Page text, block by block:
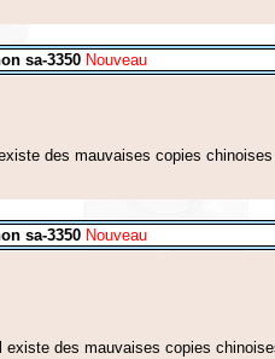
sa-3350 Nouveau
des mauvaises copies
sa-3350 Nouveau
existe des mauvaises copies